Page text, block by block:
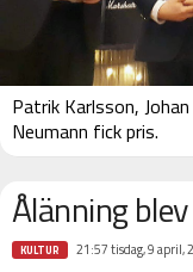
Patrik Karlsson,
Neumann fick pris.
Ålänning
KULTUR 21:57 tisdag, 9 april,